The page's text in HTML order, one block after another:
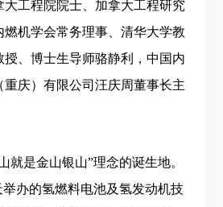
工程院院士、加拿大工程研究
机学会常务理事、清华大学教
、博士生导师骆静利，中国内
庆）有限公司汪庆周董事长主
是金山银山”理念的诞生地。
办的氢燃料电池及氢发动机技